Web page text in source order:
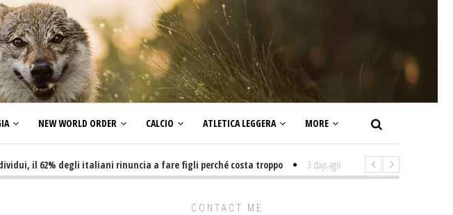
NEW WORLD ORDER CALCIO ATLETICA LEGGERA MORE
62% degli italiani rinuncia a fare figli perché costa troppo 3 days ago - Non mi interesso di politica
CONTACT ME